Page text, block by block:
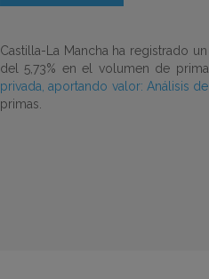
Castilla-La Mancha ha registrado
del 5,73% en el volumen de
privada, aportando valor: Análisis
primas.